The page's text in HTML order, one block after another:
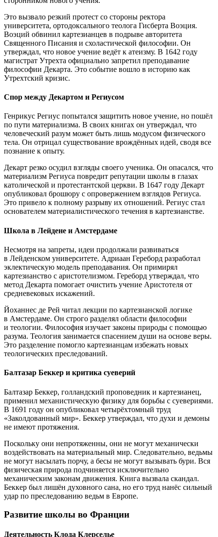
Это вызвало резкий протест со стороны ректора
университета, ортодоксального теолога Гисберта Воэция.
Воэций обвинил картезианцев в подрыве авторитета
Священного Писания и схоластической философии. Он
утверждал, что новое учение ведёт к атеизму. В 1642 году
магистрат Утрехта официально запретил преподавание
философии Декарта. Это событие вошло в историю как
Утрехтский кризис.
Спор между Декартом и Региусом
Генрикус Региус попытался защитить новое учение, но пошёл
по пути материализма. В своих книгах он утверждал, что
человеческий разум может быть лишь модусом физического
тела. Он отрицал существование врождённых идей, сводя все
познание к опыту.
Декарт резко осудил взгляды своего ученика. Он опасался, что
материализм Региуса повредит репутации школы в глазах
католической и протестантской церкви. В 1647 году Декарт
опубликовал брошюру с опровержением взглядов Региуса.
Это привело к полному разрыву их отношений. Региус стал
основателем материалистического течения в картезианстве.
Школа в Лейдене и Амстердаме
Несмотря на запреты, идеи продолжали развиваться
в Лейденском университете. Адриаан Гереборд разработал
эклектическую модель преподавания. Он примирял
картезианство с аристотелизмом. Гереборд утверждал, что
метод Декарта помогает очистить учение Аристотеля от
средневековых искажений.
Йоханнес де Рей читал лекции по картезианской логике
в Амстердаме. Он строго разделял области философии
и теологии. Философия изучает законы природы с помощью
разума. Теология занимается спасением души на основе веры.
Это разделение помогло картезианцам избежать новых
теологических преследований.
Балтазар Беккер и критика суеверий
Балтазар Беккер, голландский проповедник и картезианец,
применил механистическую физику для борьбы с суевериями.
В 1691 году он опубликовал четырёхтомный труд
«Заколдованный мир». Беккер утверждал, что духи и демоны
не имеют протяжения.
Поскольку они непротяженны, они не могут механически
воздействовать на материальный мир. Следовательно, ведьмы
не могут насылать порчу, а бесы не могут вызывать бури. Вся
физическая природа подчиняется исключительно
механическим законам движения. Книга вызвала скандал.
Беккер был лишён духовного сана, но его труд нанёс сильный
удар по преследованию ведьм в Европе.
Развитие школы во Франции
Деятельность Клода Клерселье